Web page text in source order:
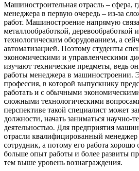
Машиностроительная отрасль – сфера,
менеджера в первую очередь – из-за
работ. Машиностроение напрямую
металлообработкой, деревообработкой
технологическим оборудованием, а
автоматизацией. Поэтому студенты
экономическими и управленческими
изучают технические предметы, ведь
работы менеджера в машиностроении.
профессия, в которой выпускнику
работать и с обычными
сложными технологическими
перспективе такой специалист может
должности, начать заниматься научно-
деятельностью. Для предприятия
отрасли квалифицированный
сотрудник, а потому его работа хорошо
больше опыт работы и более развиты
тем выше уровень вознаграждения.